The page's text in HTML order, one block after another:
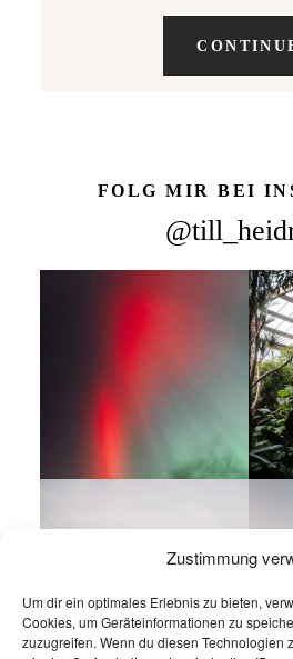
Zustimmung
Um dir ein optimales Erlebnis zu bieten,
Cookies, um Geräteinformationen zu
zuzugreifen. Wenn du diesen Technologien
FOLG MIR BEI